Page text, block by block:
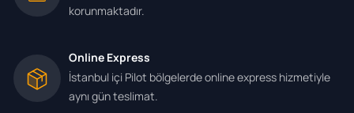
korunmaktadır.
Online Express
İstanbul içi Pilot bölgelerde online express hizmetiyle
aynı gün teslimat.